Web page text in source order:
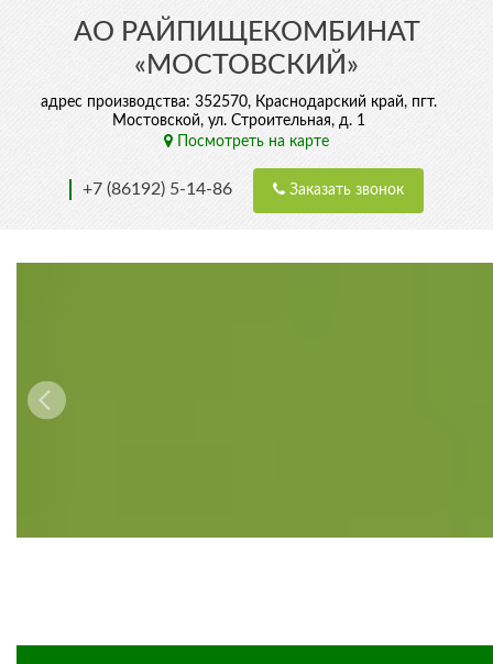
АО РАЙПИЩЕКОМБИНАТ
«МОСТОВСКИЙ»
адрес производства: 352570, Краснодарский край, пгт.
Мостовской, ул. Строительная, д. 1
Посмотреть на карте
+7 (86192) 5-14-86 Заказать звонок